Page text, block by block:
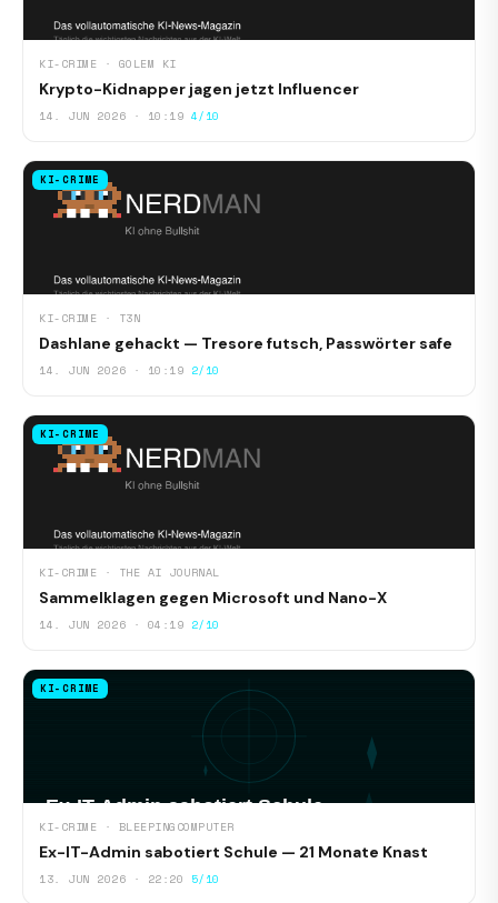
KI-CRIME · GOLEM KI
Krypto-Kidnapper jagen jetzt Influencer
14. JUN 2026 · 10:19 4/10
KI-CRIME
KI-CRIME · T3N
Dashlane gehackt — Tresore futsch, Passwörter safe
14. JUN 2026 · 10:19 2/10
KI-CRIME
KI-CRIME · THE AI JOURNAL
Sammelklagen gegen Microsoft und Nano-X
14. JUN 2026 · 04:19 2/10
KI-CRIME
KI-CRIME · BLEEPINGCOMPUTER
Ex-IT-Admin sabotiert Schule — 21 Monate Knast
13. JUN 2026 · 22:20 5/10